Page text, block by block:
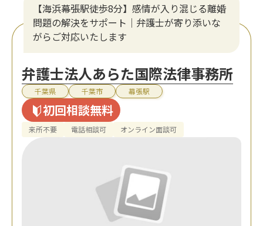
【海浜幕張駅徒歩8分】感情が入り混じる離婚
問題の解決をサポート｜弁護士が寄り添いな
がらご対応いたします
弁護士法人あらた国際法律事務所
千葉県 千葉市 幕張駅
初回相談無料
来所不要 電話相談可 オンライン面談可